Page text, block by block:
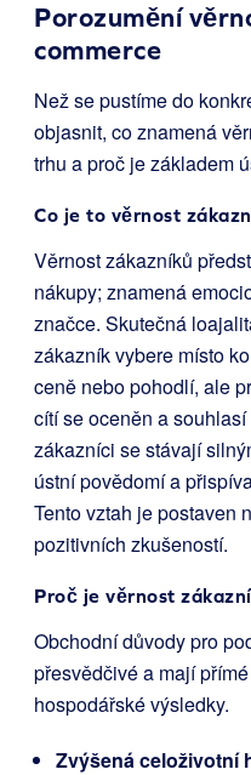
Porozumění
commerce
Než se pustíme do
objasnit, co znamená
trhu a proč je základem
Co je to věrnost
Věrnost zákazníků
nákupy; znamená
značce. Skutečná
zákazník vybere místo
ceně nebo pohodlí, ale
cítí se oceněn a
zákazníci se stávají
ústní povědomí a
Tento vztah je postaven
pozitivních zkušeností.
Proč je věrnost
Obchodní důvody pro
přesvědčivé a mají
hospodářské výsledky.
Zvýšená celoživotní